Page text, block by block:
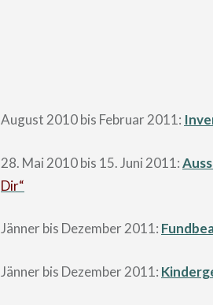
August 2010 bis Februar 2011:
28. Mai 2010 bis 15. Juni 2011:
Dir“
Jänner bis Dezember 2011:
Jänner bis Dezember 2011: